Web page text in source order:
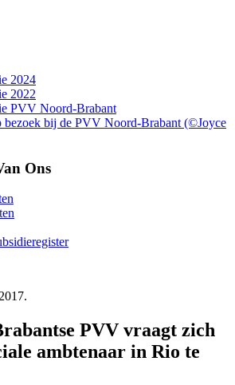
2024
2022
PVV Noord-Brabant
bezoek bij de PVV Noord-Brabant (©Joyce
Ons
.
PVV vraagt zich
ambtenaar in Rio te